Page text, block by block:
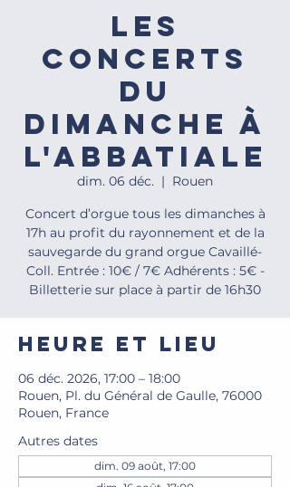
Les
concerts
du
dimanche à
l'Abbatiale
dim. 06 déc.
  |
Rouen
Concert d’orgue tous les dimanches à
17h au profit du rayonnement et de la
sauvegarde du grand orgue Cavaillé-
Coll. Entrée : 10€ / 7€ Adhérents : 5€ -
Billetterie sur place à partir de 16h30
Heure et lieu
06 déc. 2026, 17:00 – 18:00
Rouen, Pl. du Général de Gaulle, 76000
Rouen, France
Autres dates
dim. 09 août, 17:00